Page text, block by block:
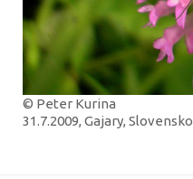
© Peter Kurina
31.7.2009, Gajary, Slovensko